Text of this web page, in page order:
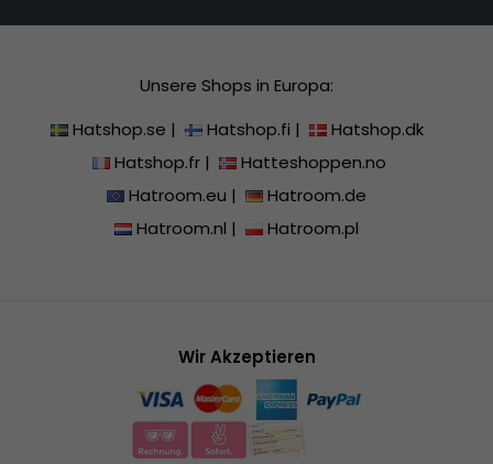
Unsere Shops in Europa:
Hatshop.se | Hatshop.fi |
Hatshop.dk
Hatshop.fr|
Hatteshoppen.no
Hatroom.eu |
Hatroom.de
Hatroom.nl | Hatroom.pl
Wir Akzeptieren